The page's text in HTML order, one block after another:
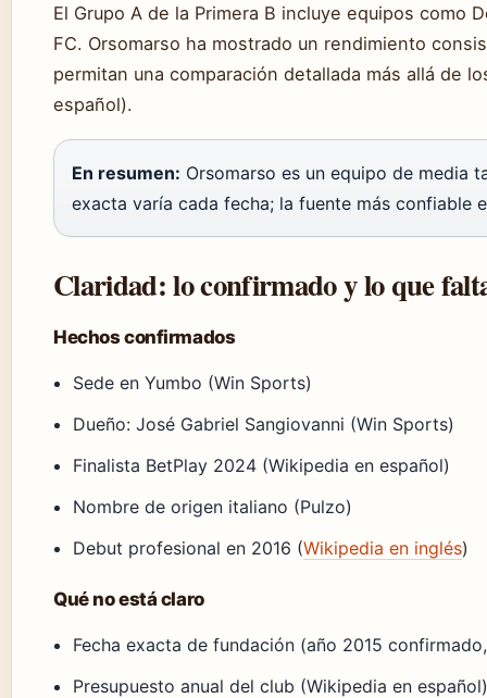
El Grupo A de la Primera B incluye equipos como
FC. Orsomarso ha mostrado un rendimiento
permitan una comparación detallada más allá de
español).
En resumen: Orsomarso es un equipo de media
exacta varía cada fecha; la fuente más confiable
Claridad: lo confirmado y lo que
Hechos confirmados
Sede en Yumbo (Win Sports)
Dueño: José Gabriel Sangiovanni (Win Sports)
Finalista BetPlay 2024 (Wikipedia en español)
Nombre de origen italiano (Pulzo)
Debut profesional en 2016 (Wikipedia en inglés)
Qué no está claro
Fecha exacta de fundación (año 2015
Presupuesto anual del club (Wikipedia en